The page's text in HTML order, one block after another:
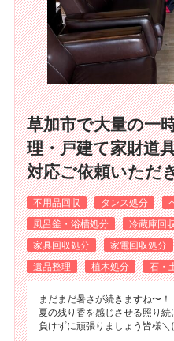
草加市で大量の一
理・戸建て家財道
対応ご依頼いただ
不用品回収 タンス処分
風呂釜・浴槽処分
冷蔵庫回
家具回収処分
家電回収処分
遺品整理
植木処分 石・
まだまだ暑さが続きますね〜！
夏の残り香を感じさせる照り続
負けずに頑張りましょう皆様＼